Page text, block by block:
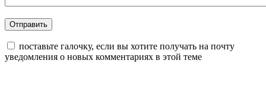
поставьте галочку, если вы хотите получать на почту
уведомления о новых комментариях в этой теме